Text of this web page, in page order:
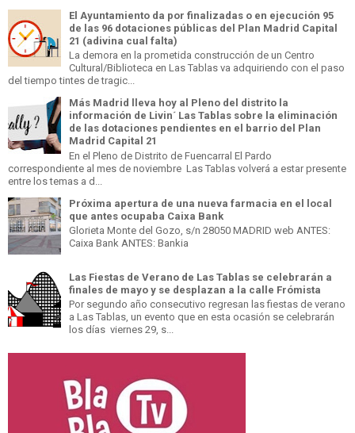
El Ayuntamiento da por finalizadas o en ejecución 95
de las 96 dotaciones públicas del Plan Madrid Capital
21 (adivina cual falta)
La demora en la prometida construcción de un Centro
Cultural/Biblioteca en Las Tablas va adquiriendo con el paso
del tiempo tintes de tragic...
Más Madrid lleva hoy al Pleno del distrito la
información de Livin´ Las Tablas sobre la eliminación
de las dotaciones pendientes en el barrio del Plan
Madrid Capital 21
En el Pleno de Distrito de Fuencarral El Pardo
correspondiente al mes de noviembre Las Tablas volverá a estar presente
entre los temas a d...
Próxima apertura de una nueva farmacia en el local
que antes ocupaba Caixa Bank
Glorieta Monte del Gozo, s/n 28050 MADRID web ANTES:
Caixa Bank ANTES: Bankia
Las Fiestas de Verano de Las Tablas se celebrarán a
finales de mayo y se desplazan a la calle Frómista
Por segundo año consecutivo regresan las fiestas de verano
a Las Tablas, un evento que en esta ocasión se celebrarán
los días viernes 29, s...